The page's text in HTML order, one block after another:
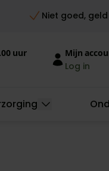
Niet goed,
uur
Mijn
Log in